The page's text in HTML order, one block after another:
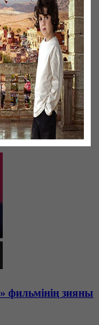
| Battle соз
фильмінің зияны